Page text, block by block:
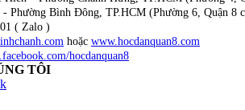
- Phường Bình Đông, TP.HCM (Phường 6, Quận 8
( Zalo )
hoặc www.hocdanquan8.com
hocdanquan8
TÔI